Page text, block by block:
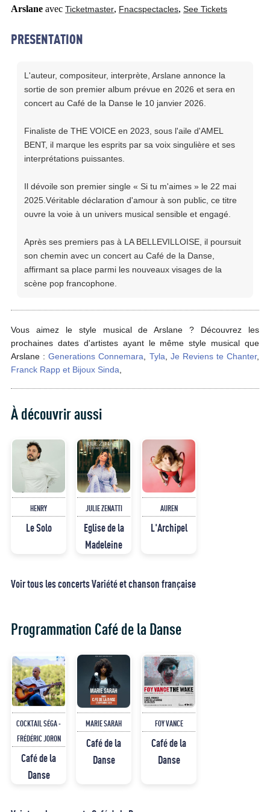
Arslane avec Ticketmaster, Fnacspectacles, See Tickets
PRESENTATION
L'auteur, compositeur, interprète, Arslane annonce la
sortie de son premier album prévue en 2026 et sera en
concert au Café de la Danse le 10 janvier 2026.
Finaliste de THE VOICE en 2023, sous l'aile d'AMEL
BENT, il marque les esprits par sa voix singulière et ses
interprétations puissantes.
Il dévoile son premier single « Si tu m'aimes » le 22 mai
2025.Véritable déclaration d'amour à son public, ce titre
ouvre la voie à un univers musical sensible et engagé.
Après ses premiers pas à LA BELLEVILLOISE, il poursuit
son chemin avec un concert au Café de la Danse,
affirmant sa place parmi les nouveaux visages de la
scène pop francophone.
Vous aimez le style musical de Arslane ? Découvrez les
prochaines dates d'artistes ayant le même style musical que
Arslane :Generations Connemara Tyla Je Reviens te Chanter,
Franck Rapp et Bijoux Sinda
À découvrir aussi
HENRY
Le Solo
JULIE ZENATTI
Eglise de la
Madeleine
AUREN
L'Archipel
Voir tous les concerts Variété et chanson française
Programmation Café de la Danse
COCKTAIL SÉGA -
FRÉDÉRIC JORON
Café de la
Danse
MARIE SARAH
Café de la
Danse
FOY VANCE
Café de la
Danse